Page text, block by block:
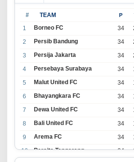
# TEAM P
1 Borneo FC 34
2
Persib Bandung 34
3
Persija Jakarta 34
4
Persebaya Surabaya 34
5
Malut United FC 34
6
Bhayangkara FC 34
7
Dewa United FC 34
8
Bali United FC 34
9
Arema FC 34
10
Persita Tangerang 34